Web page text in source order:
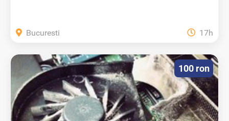
Bucuresti 17h
100 ron